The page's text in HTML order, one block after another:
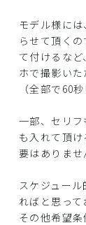
モデル様に
らせて頂く
て付けるな
ホで撮影いた
（全部で60
一部、セリ
も入れて頂
要はありませ
スケジュー
ればと思って
その他希望